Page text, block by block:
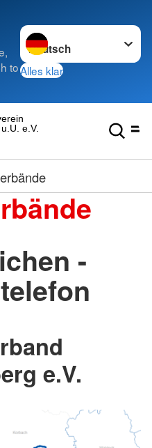
to
Sprache wechseln zu
Alles klar
e.V.
-
e.V.